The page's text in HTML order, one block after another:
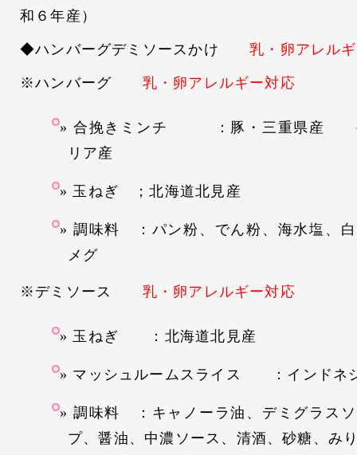
和６年産）
◆ハンバーグデミソースかけ乳・卵アレル
※ハンバーグ 乳・卵アレルギー対応
合挽きミンチ ：豚・三重県産 牛
リア産
玉ねぎ ；北海道北見産
調味料 ：パン粉、でん粉、海水塩、
メグ
※デミソース 乳・卵アレルギー対応
玉ねぎ ：北海道北見産
マッシュルームスライス ：インドネ
調味料 ：キャノーラ油、デミグラス
プ、醤油、中濃ソース、清酒、砂糖、み